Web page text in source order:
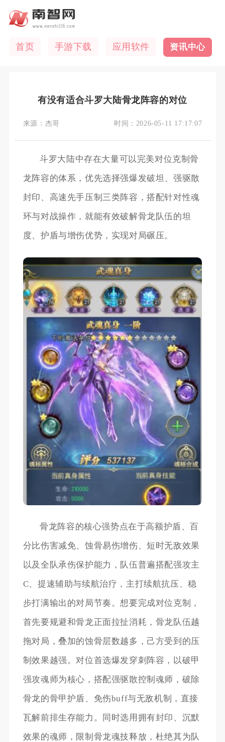
首页 手游下载 应用软件 资讯中心
有没有适合斗罗大陆骨龙阵容的对位
来源： 杰哥 时间： 2026-05-11 17:17:07
斗罗大陆中存在大量可以完美对位克制骨
龙阵容的体系，优先选择强爆发破坦、强驱散
封印、高速先手压制三类阵容，搭配针对性魂
环与对战操作，就能有效破解骨龙队伍的坦
度、护盾与增伤优势，实现对局碾压。
骨龙阵容的核心强势点在于高额护盾、百
分比伤害减免、蚀骨易伤增伤、短时无敌效果
以及全队承伤保护能力，队伍普遍搭配强攻主
C、提速辅助与续航治疗，主打续航抗压、稳
步打满输出的对局节奏。想要完成对位克制，
首先要规避和骨龙正面拉扯消耗，骨龙队伍越
拖对局，叠加的蚀骨层数越多，己方受到的压
制效果越强。对位首选爆发穿刺阵容，以破甲
强攻魂师为核心，搭配强驱散控制魂师，破除
骨龙的骨甲护盾、免伤buff与无敌机制，直接
瓦解前排生存能力。同时选用拥有封印、沉默
效果的魂师，限制骨龙魂技释放，杜绝其为队